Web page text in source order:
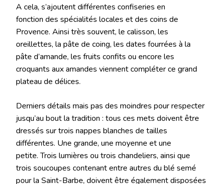
A cela, s’ajoutent différentes confiseries en
fonction des spécialités locales et des coins de
Provence. Ainsi très souvent, le calisson, les
oreillettes, la pâte de coing, les dates fourrées à la
pâte d’amande, les fruits confits ou encore les
croquants aux amandes viennent compléter ce grand
plateau de délices.
Derniers détails mais pas des moindres pour respecter
jusqu’au bout la tradition : tous ces mets doivent être
dressés sur trois nappes blanches de tailles
différentes. Une grande, une moyenne et une
petite. Trois lumières ou trois chandeliers, ainsi que
trois soucoupes contenant entre autres du blé semé
pour la Saint-Barbe, doivent être également disposées